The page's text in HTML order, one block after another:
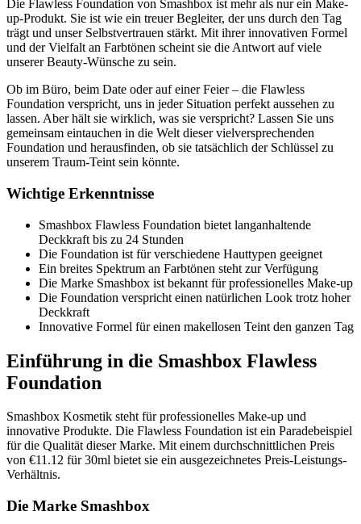
Die Flawless Foundation von Smashbox ist mehr als nur ein Make-
up-Produkt. Sie ist wie ein treuer Begleiter, der uns durch den Tag
trägt und unser Selbstvertrauen stärkt. Mit ihrer innovativen Formel
und der Vielfalt an Farbtönen scheint sie die Antwort auf viele
unserer Beauty-Wünsche zu sein.
Ob im Büro, beim Date oder auf einer Feier – die Flawless
Foundation verspricht, uns in jeder Situation perfekt aussehen zu
lassen. Aber hält sie wirklich, was sie verspricht? Lassen Sie uns
gemeinsam eintauchen in die Welt dieser vielversprechenden
Foundation und herausfinden, ob sie tatsächlich der Schlüssel zu
unserem Traum-Teint sein könnte.
Wichtige Erkenntnisse
Smashbox Flawless Foundation bietet langanhaltende
Deckkraft bis zu 24 Stunden
Die Foundation ist für verschiedene Hauttypen geeignet
Ein breites Spektrum an Farbtönen steht zur Verfügung
Die Marke Smashbox ist bekannt für professionelles Make-up
Die Foundation verspricht einen natürlichen Look trotz hoher
Deckkraft
Innovative Formel für einen makellosen Teint den ganzen Tag
Einführung in die Smashbox Flawless
Foundation
Smashbox Kosmetik steht für professionelles Make-up und
innovative Produkte. Die Flawless Foundation ist ein Paradebeispiel
für die Qualität dieser Marke. Mit einem durchschnittlichen Preis
von €11.12 für 30ml bietet sie ein ausgezeichnetes Preis-Leistungs-
Verhältnis.
Die Marke Smashbox